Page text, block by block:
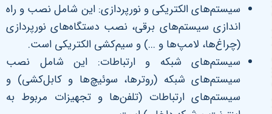
سیستم‌های الکتریکی و نورپردازی: این شامل نصب و راه
اندازی سیستم‌های برقی، نصب دستگاه‌های نورپردازی
(چراغ‌ها، لامپ‌ها و ...) و سیم‌کشی الکتریکی است.
سیستم‌های شبکه و ارتباطات: این شامل نصب
سیستم‌های شبکه (روترها، سوئیچ‌ها و کابل‌کشی) و
سیستم‌های ارتباطات (تلفن‌ها و تجهیزات مربوط به